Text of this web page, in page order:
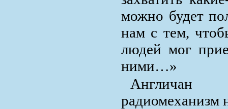
можно будет
нам с тем,
людей мог
ними…»
Англичан
радиомеханизм